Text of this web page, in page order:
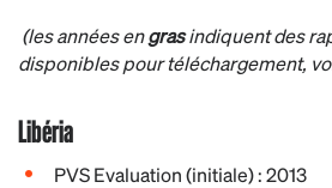
(les années engrasindiquent des
disponibles pour téléchargement,
Libéria
PVS Evaluation (initiale) : 2013